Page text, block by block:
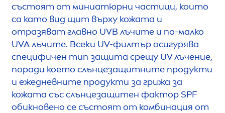
състоят от миниатюрни частици, които
са като вид щит върху кожата и
отразяват главно UVB лъчите и по-малко
UVA лъчите. Всеки UV-филтър осигурява
специфичен тип защита срещу UV лъчение,
поради което слънцезащитните продукти
и ежедневните продукти за грижа за
кожата със слънцезащитен фактор SPF
обикновено се състоят от комбинация от